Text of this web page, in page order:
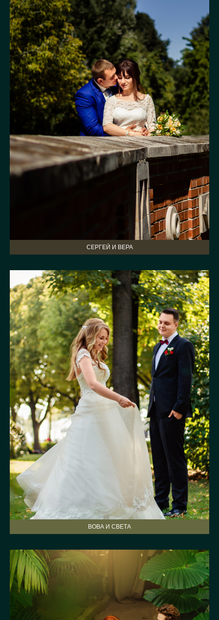
СЕРГЕЙ И ВЕРА
ВОВА И СВЕТА